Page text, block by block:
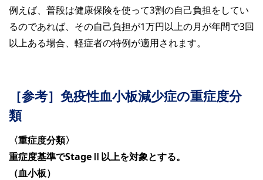
例えば、普段は健康保険を使って3割の自己負担をしてい
るのであれば、その自己負担が1万円以上の月が年間で3回
以上ある場合、軽症者の特例が適用されます。
［参考］免疫性血小板減少症の重症度分
類
〈重症度分類〉
重症度基準でStageⅡ以上を対象とする。
（血小板）